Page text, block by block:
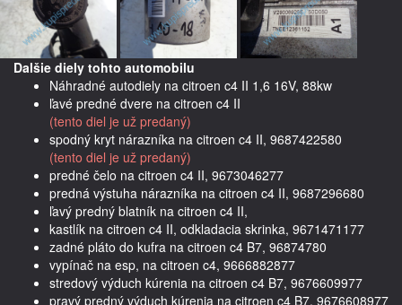
Dalšie diely tohto automobilu
Náhradné autodiely na citroen c4 II 1,6 16V, 88kw
ľavé predné dvere na citroen c4 II
(tento diel je už predaný)
spodný kryt nárazníka na citroen c4 II, 9687422580
(tento diel je už predaný)
predné čelo na citroen c4 II, 9673046277
predná výstuha nárazníka na citroen c4 II, 9687296680
ľavý predný blatník na citroen c4 II,
kastlík na citroen c4 II, odkladacia skrinka, 9671471177
zadné pláto do kufra na citroen c4 B7, 96874780
vypínač na esp, na citroen c4, 9666882877
stredový výduch kúrenia na citroen c4 B7, 9676609977
pravý predný výduch kúrenia na citroen c4 B7, 9676608977